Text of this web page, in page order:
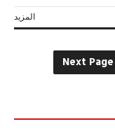
المزيد
Next Page